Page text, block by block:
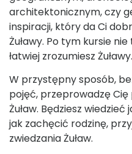
architektonicznym, czy
inspiracji, który da Ci
Żuławy. Po tym kursie
łatwiej zrozumiesz Żuławy.
W przystępny sposób,
pojęć, przeprowadzę
Żuław. Będziesz
jak zachęcić rodzinę,
zwiedzania Żuław.